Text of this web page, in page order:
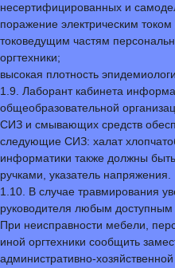
несертифицированных и
поражение электрическим
токоведущим частям
оргтехники;
высокая плотность
1.9. Лаборант кабинета
общеобразовательной
СИЗ и смывающих средств
следующие СИЗ: халат
информатики также должны
ручками, указатель напряжения.
1.10. В случае травмирования
руководителя любым
При неисправности мебели,
иной оргтехники сообщить
административно-